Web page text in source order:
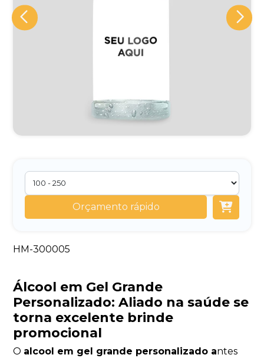
Orçamento rápido
HM-300005
Álcool em Gel Grande
Personalizado:Aliado na saúde se
torna excelente brinde
promocional
O alcool em gel grande personalizado antes